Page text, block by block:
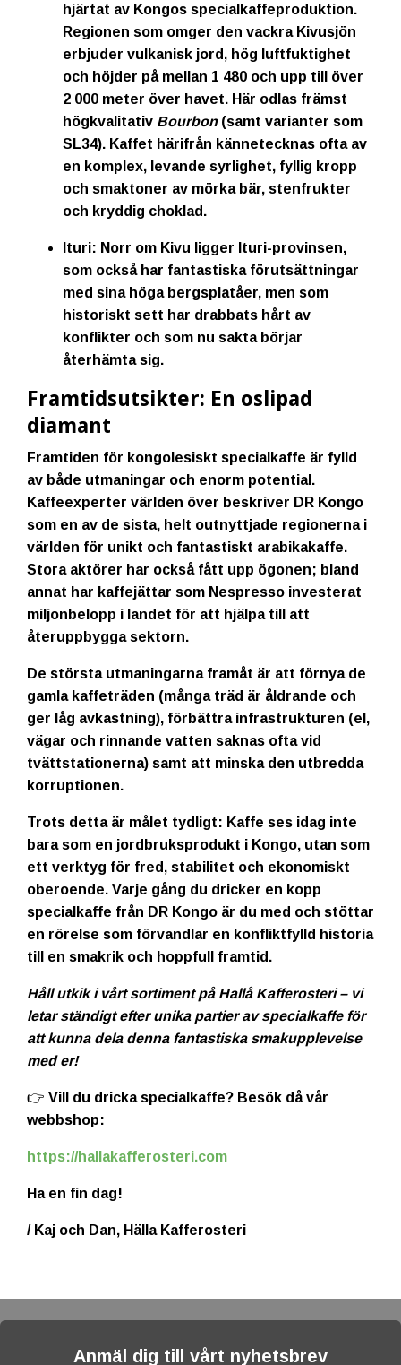
hjärtat av Kongos specialkaffeproduktion.
Regionen som omger den vackra Kivusjön
erbjuder vulkanisk jord, hög luftfuktighet
och höjder på mellan 1 480 och upp till över
2 000 meter över havet. Här odlas främst
högkvalitativ Bourbon(samt varianter som
SL34). Kaffet härifrån kännetecknas ofta av
en komplex, levande syrlighet, fyllig kropp
och smaktoner av mörka bär, stenfrukter
och kryddig choklad.
Ituri: Norr om Kivu ligger Ituri-provinsen,
som också har fantastiska förutsättningar
med sina höga bergsplatåer, men som
historiskt sett har drabbats hårt av
konflikter och som nu sakta börjar
återhämta sig.
Framtidsutsikter: En oslipad
diamant
Framtiden för kongolesiskt specialkaffe är fylld
av både utmaningar och enorm potential.
Kaffeexperter världen över beskriver DR Kongo
som en av de sista, helt outnyttjade regionerna i
världen för unikt och fantastiskt arabikakaffe.
Stora aktörer har också fått upp ögonen; bland
annat har kaffejättar som Nespresso investerat
miljonbelopp i landet för att hjälpa till att
återuppbygga sektorn.
De största utmaningarna framåt är att förnya de
gamla kaffeträden (många träd är åldrande och
ger låg avkastning), förbättra infrastrukturen (el,
vägar och rinnande vatten saknas ofta vid
tvättstationerna) samt att minska den utbredda
korruptionen.
Trots detta är målet tydligt: Kaffe ses idag inte
bara som en jordbruksprodukt i Kongo, utan som
ett verktyg för fred, stabilitet och ekonomiskt
oberoende. Varje gång du dricker en kopp
specialkaffe från DR Kongo är du med och stöttar
en rörelse som förvandlar en konfliktfylld historia
till en smakrik och hoppfull framtid.
Håll utkik i vårt sortiment på Hallå Kafferosteri – vi
letar ständigt efter unika partier av specialkaffe för
att kunna dela denna fantastiska smakupplevelse
med er!
👉 Vill du dricka specialkaffe? Besök då vår
webbshop:
https://hallakafferosteri.com
Ha en fin dag!
/ Kaj och Dan, Hälla Kafferosteri
Anmäl dig till vårt nyhetsbrev